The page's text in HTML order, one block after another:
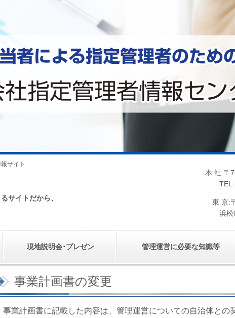
サイト
サイトだから、
本 社:〒
東 京:
浜松
現地説明会･プレゼン 管理運営に必要な知識等
事業計画書の変更
業計画書に記載した内容は、管理運営についての自治体との